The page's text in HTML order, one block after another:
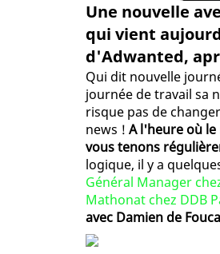
Une nouvelle
qui vient
d'Adwanted,
Qui dit nouvelle
journée de travail sa
risque pas de
news ! A l'heure où
vous tenons
logique, il y a
Général Manager
Mathonat chez DDB
avec Damien de